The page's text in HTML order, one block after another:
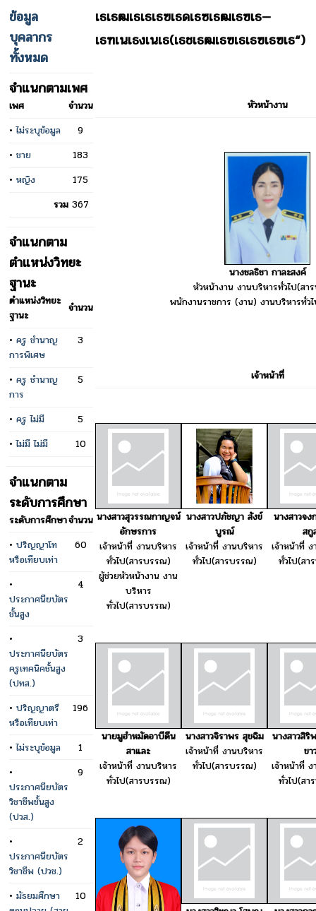
ข้อมูล
บุคลากร
ทั้งหมด
จำแนกตามเพศ
เพศ
จำนวน
•ไม่ระบุข้อมูล
9
• ชาย
183
• หญิง
175
รวม 367
จำแนกตาม
ตำแหน่งวิทยะ
ฐานะ
ตำแหน่งวิทยะ
ฐานะ
จำนวน
• ครู ชำนาญ
การพิเศษ
3
• ครู ชำนาญ
การ
5
• ครู ไม่มี
5
•ไม่มี ไม่มี 10
จำแนกตาม
ระดับการศึกษา
ระดับการศึกษาจำนวน
• ปริญญาโท
หรือเทียบเท่า
60
•
ประกาศนียบัตร
ชั้นสูง
4
•
ประกาศนียบัตร
ครูเทคนิคชั้นสูง
(ปทส.)
3
• ปริญญาตรี
หรือเทียบเท่า
196
•ไม่ระบุข้อมูล
1
•
ประกาศนียบัตร
วิชาชีพชั้นสูง
(ปวส.)
9
•
ประกาศนียบัตร
วิชาชีพ (ปวช.)
2
• มัธยมศึกษา
10
เธเธฒเธเธเธฃเธดเธซเธฒเธฃเธ—
เธฑเนเธงเนเธ(เธชเธฒเธฃเธเธฃเธฃเธ“)
หัวหน้างาน
นางชลธิชา กาละสงค์
หัวหน้างาน งานบริหารทั่วไป(สา
พนักงานราชการ (งาน) งานบริหารทั่ว
เจ้าหน้าที่
นางสาวสุวรรณกาญจน์
อักษรการ
เจ้าหน้าที่ งานบริหาร
ทั่วไป(สารบรรณ)
ผู้ช่วยหัวหน้างาน งาน
บริหาร
ทั่วไป(สารบรรณ)
นางสาวปภัชญา สังข์
บูรณ์
เจ้าหน้าที่ งานบริหาร
ทั่วไป(สารบรรณ)
นางสาวจ
สกู
เจ้าหน้าที่
ทั่วไป(ส
นายมูฮำหมัดอาบีดีน
สาและ
เจ้าหน้าที่ งานบริหาร
ทั่วไป(สารบรรณ)
นางสาวจิราพร สุขฉิม
เจ้าหน้าที่ งานบริหาร
ทั่วไป(สารบรรณ)
นางสาวสิ
ขา
เจ้าหน้าที่
ทั่วไป(ส